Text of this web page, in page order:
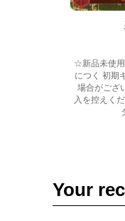
☆新品未使
につく 初期
場合がござ
入を控えく
Your